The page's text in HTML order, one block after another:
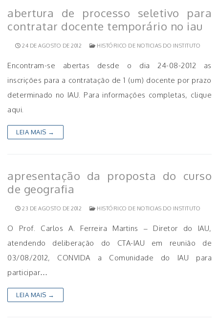
abertura de processo seletivo para
contratar docente temporário no iau
24 DE AGOSTO DE 2012 HISTÓRICO DE NOTICIAS DO INSTITUTO
Encontram-se abertas desde o dia 24-08-2012 as
inscrições para a contratação de 1 (um) docente por prazo
determinado no IAU. Para informações completas, clique
aqui.
LEIA MAIS →
apresentação da proposta do curso
de geografia
23 DE AGOSTO DE 2012 HISTÓRICO DE NOTICIAS DO INSTITUTO
O Prof. Carlos A. Ferreira Martins – Diretor do IAU,
atendendo deliberação do CTA-IAU em reunião de
03/08/2012, CONVIDA a Comunidade do IAU para
participar…
LEIA MAIS →